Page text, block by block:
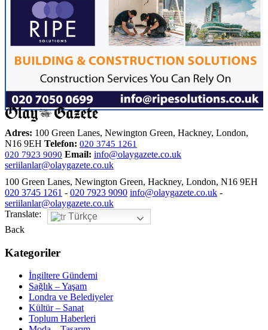
Adres: 100 Green Lanes, Newington Green, Hackney, London,
N16 9EH Telefon: 020 3745 1261
020 7923 9090 Email: info@olaygazete.co.uk
seriilanlar@olaygazete.co.uk
100 Green Lanes, Newington Green, Hackney, London, N16 9EH
020 3745 1261 - 020 7923 9090 info@olaygazete.co.uk -
seriilanlar@olaygazete.co.uk
Translate:
Türkçe
Back
Kategoriler
İngiltere Gündemi
Sağlık – Yaşam
Londra ve Belediyeler
Kültür – Sanat
Toplum Haberleri